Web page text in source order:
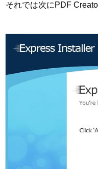
それでは次にPDF